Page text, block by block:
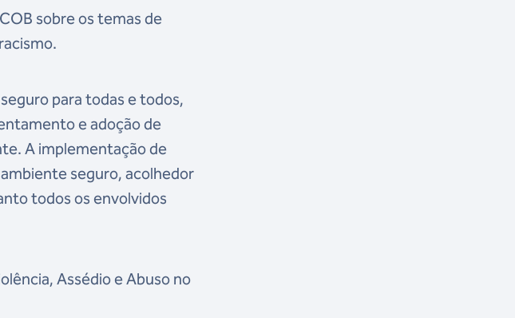
sobre os temas de
para todas e todos,
e adoção de
A implementação de
seguro, acolhedor
todos os envolvidos
Assédio e Abuso no